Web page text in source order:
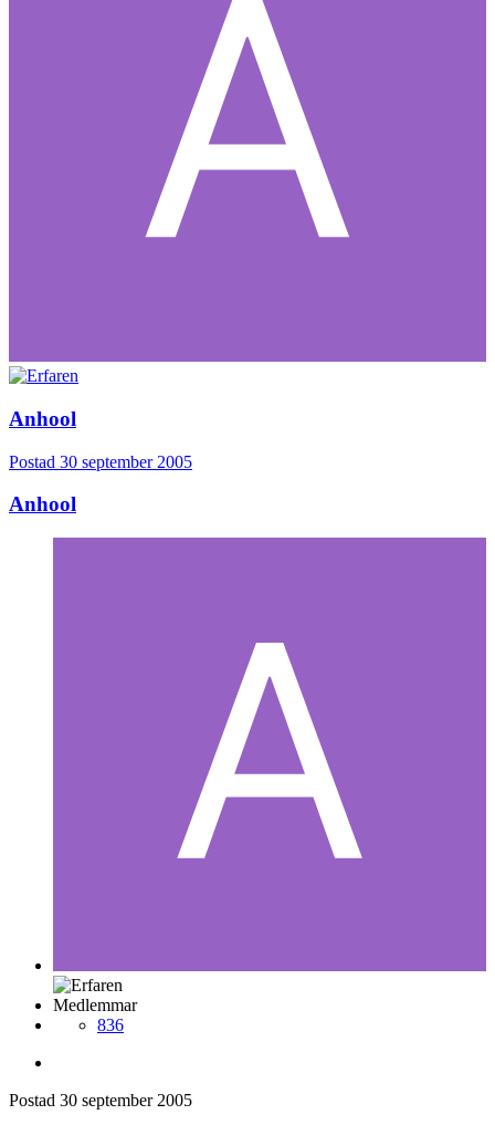
Anhool
Postad 30 september 2005
Anhool
Medlemmar
836
Postad 30 september 2005